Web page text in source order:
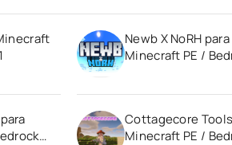
Newb X NoRH para
Minecraft PE /
Cottagecore
Minecraft PE /